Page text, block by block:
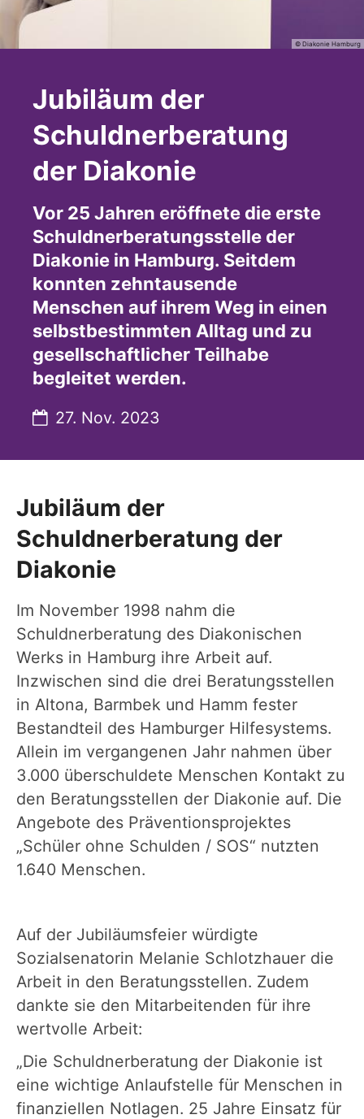
© Diakonie Hamburg
Jubiläum der
Schuldnerberatung
der Diakonie
Vor 25 Jahren eröffnete die erste
Schuldnerberatungsstelle der
Diakonie in Hamburg. Seitdem
konnten zehntausende
Menschen auf ihrem Weg in einen
selbstbestimmten Alltag und zu
gesellschaftlicher Teilhabe
begleitet werden.
Datum:
27. Nov. 2023
Jubiläum der
Schuldnerberatung der
Diakonie
Im November 1998 nahm die
Schuldnerberatung des Diakonischen
Werks in Hamburg ihre Arbeit auf.
Inzwischen sind die drei Beratungsstellen
in Altona, Barmbek und Hamm fester
Bestandteil des Hamburger Hilfesystems.
Allein im vergangenen Jahr nahmen über
3.000 überschuldete Menschen Kontakt zu
den Beratungsstellen der Diakonie auf. Die
Angebote des Präventionsprojektes
„Schüler ohne Schulden / SOS“ nutzten
1.640 Menschen.
Auf der Jubiläumsfeier würdigte
Sozialsenatorin Melanie Schlotzhauer die
Arbeit in den Beratungsstellen. Zudem
dankte sie den Mitarbeitenden für ihre
wertvolle Arbeit:
„Die Schuldnerberatung der Diakonie ist
eine wichtige Anlaufstelle für Menschen in
finanziellen Notlagen. 25 Jahre Einsatz für